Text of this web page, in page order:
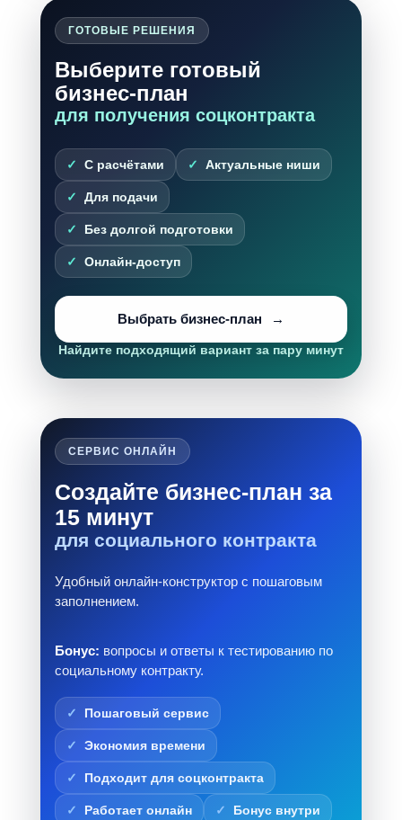
ГОТОВЫЕ РЕШЕНИЯ
Выберите готовый
бизнес-план
для получения соцконтракта
С расчётами Актуальные ниши
Для подачи
Без долгой подготовки
Онлайн-доступ
Выбрать бизнес-план
Найдите подходящий вариант за пару минут
СЕРВИС ОНЛАЙН
Создайте бизнес-план за
15 минут
для социального контракта
Удобный онлайн-конструктор с пошаговым
заполнением.
Бонус: вопросы и ответы к тестированию по
социальному контракту.
Пошаговый сервис
Экономия времени
Подходит для соцконтракта
Работает онлайн Бонус внутри